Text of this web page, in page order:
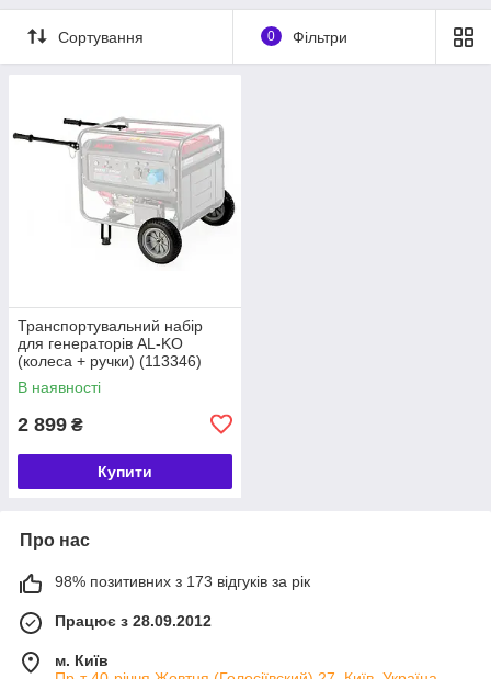
Сортування 0 Фільтри
Транспортувальний набір
для генераторів AL-KO
(колеса + ручки) (113346)
В наявності
2 899 ₴
Купити
Про нас
98% позитивних з 173 відгуків за рік
Працює з 28.09.2012
м. Київ